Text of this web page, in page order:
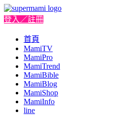
登入／註冊
首頁
MamiTV
MamiPro
MamiTrend
MamiBible
MamiBlog
MamiShop
MamiInfo
line